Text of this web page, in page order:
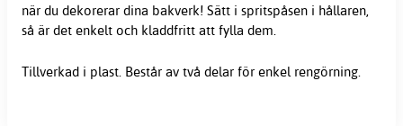
när du dekorerar dina bakverk! Sätt i spritspåsen i hållaren,
så är det enkelt och kladdfritt att fylla dem.
Tillverkad i plast. Består av två delar för enkel rengörning.